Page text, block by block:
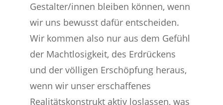
Gestalter/innen bleiben können, wenn
wir uns bewusst dafür entscheiden.
Wir kommen also nur aus dem Gefühl
der Machtlosigkeit, des Erdrückens
und der völligen Erschöpfung heraus,
wenn wir unser erschaffenes
Realitätskonstrukt aktiv loslassen, was